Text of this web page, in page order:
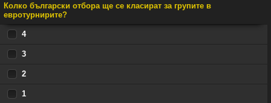
Колко български отбора ще се класират за групите в
евротурнирите?
4
3
2
1